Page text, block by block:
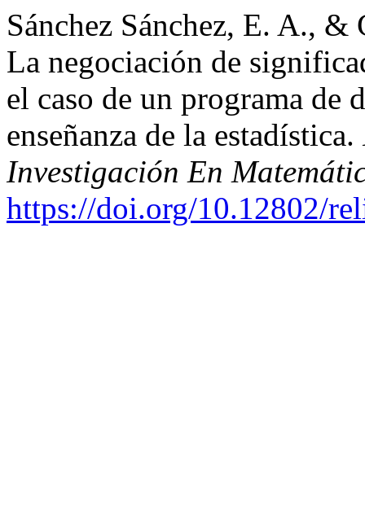
Sánchez Sánchez, E. A.,
La negociación de
el caso de un programa de
enseñanza de la estadística.
Investigación En
https://doi.org/10.12802/